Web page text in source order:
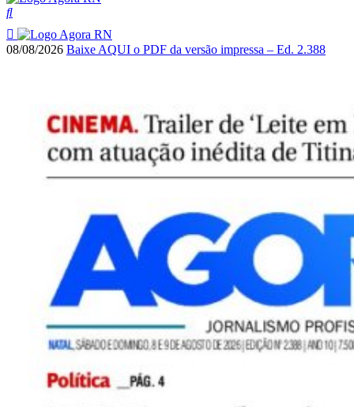
08/08/2026 Baixe AQUI o PDF da versão impressa – Ed. 2.388